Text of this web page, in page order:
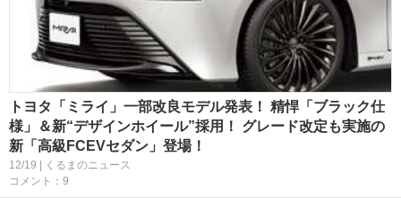
トヨタ「ミライ」一部改良モデル発表！ 精悍「ブラック仕
様」＆新“デザインホイール”採用！ グレード改定も実施の
新「高級FCEVセダン」登場！
12/19 | くるまのニュース
コメント：9